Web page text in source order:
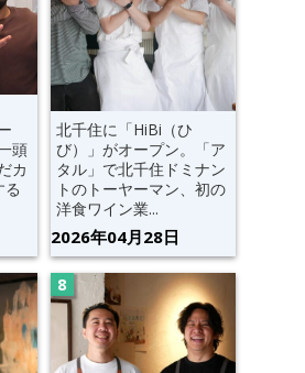
頭
カ
る
北千住に「HiBi（ひ
び）」がオープン。「ア
タル」で北千住ドミナン
トのトーヤーマン、初の
洋食ワイン業...
2026年04月28日